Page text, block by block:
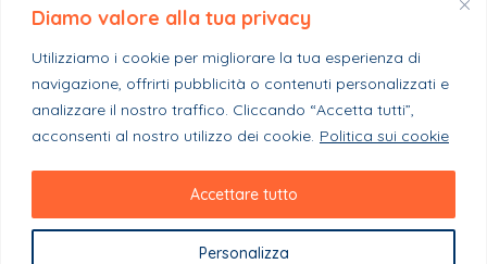
Diamo valore alla tua privacy
Utilizziamo i cookie per migliorare la tua esperienza di
navigazione, offrirti pubblicità o contenuti personalizzati e
analizzare il nostro traffico. Cliccando “Accetta tutti”,
acconsenti al nostro utilizzo dei cookie. Politica sui cookie
Personalizza
Accettare tutto
Privacy Policy
Gestisci impostazioni Cookies
Esplora il catalogo
Casa
Ferramenta & Co.
Giardino e agricoltura
Stagionali